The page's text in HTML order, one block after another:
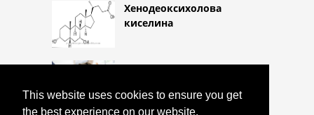
This website uses cookies to ensure you get
the best experience on our website.
Хенодеоксихолова
киселина
ацепромазинът